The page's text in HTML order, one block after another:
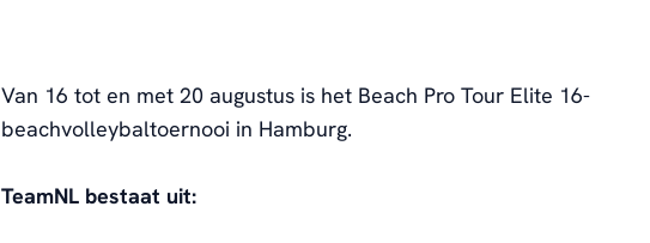
Van 16 tot en met 20 augustus is het Beach Pro Tour Elite 16-
beachvolleybaltoernooi in Hamburg.
TeamNL bestaat uit: